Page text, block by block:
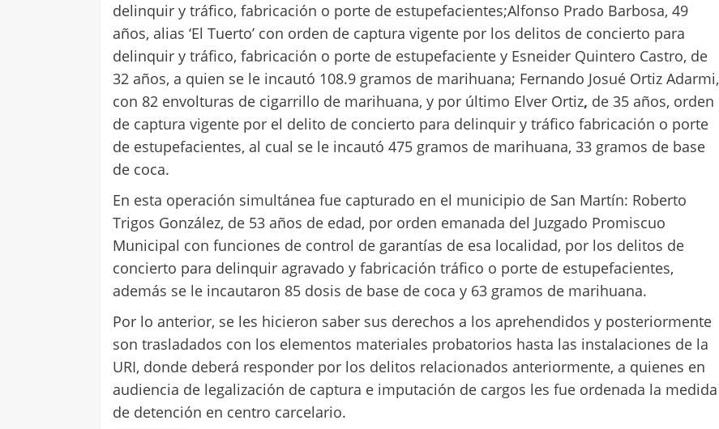
delinquir y tráfico, fabricación o porte de estupefacientes;Alfonso Prado Barbosa, 49
años, alias ‘El Tuerto’ con orden de captura vigente por los delitos de concierto para
delinquir y tráfico, fabricación o porte de estupefaciente y Esneider Quintero Castro, de
32 años, a quien se le incautó 108.9 gramos de marihuana; Fernando Josué Ortiz Adarmi,
con 82 envolturas de cigarrillo de marihuana, y por último Elver Ortiz, de 35 años, orden
de captura vigente por el delito de concierto para delinquir y tráfico fabricación o porte
de estupefacientes, al cual se le incautó 475 gramos de marihuana, 33 gramos de base
de coca.
En esta operación simultánea fue capturado en el municipio de San Martín: Roberto
Trigos González, de 53 años de edad, por orden emanada del Juzgado Promiscuo
Municipal con funciones de control de garantías de esa localidad, por los delitos de
concierto para delinquir agravado y fabricación tráfico o porte de estupefacientes,
además se le incautaron 85 dosis de base de coca y 63 gramos de marihuana.
Por lo anterior, se les hicieron saber sus derechos a los aprehendidos y posteriormente
son trasladados con los elementos materiales probatorios hasta las instalaciones de la
URI, donde deberá responder por los delitos relacionados anteriormente, a quienes en
audiencia de legalización de captura e imputación de cargos les fue ordenada la medida
de detención en centro carcelario.